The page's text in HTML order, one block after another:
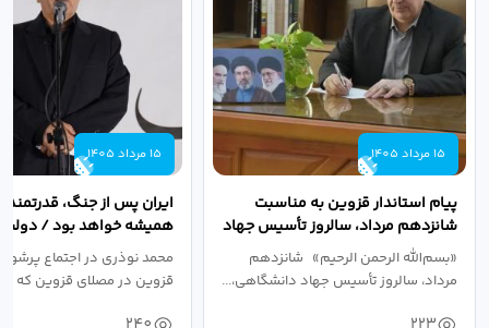
15 مرداد 1405
پیام استاندار قزوین به مناسبت
شانزدهم مرداد، سالروز تأسیس جهاد
دانشگاهی
«بسم‌الله الرحمن الرحیم» شانزدهم
مرداد، سالروز تأسیس جهاد دانشگاهی،...
15 مرداد 1405
ایران پس از جنگ،
همیشه خواهد بود / دولت
نبرد اقتصادی،...
محمد نوذری در اجتماع
قزوین در مصلای قزوین که